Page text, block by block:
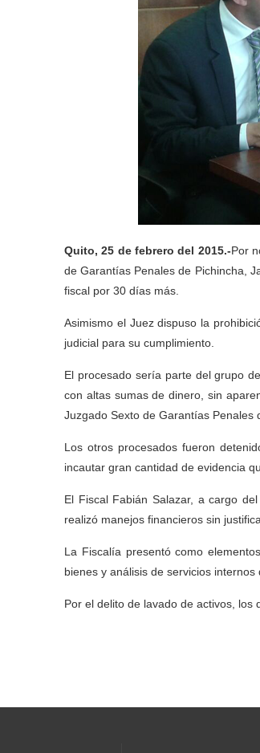
Quito, 25 de febrero del 2015.-Por
de Garantías Penales de Pichincha,
fiscal por 30 días más.
Asimismo el Juez dispuso la
judicial para su cumplimiento.
El procesado sería parte del grupo
con altas sumas de dinero, sin
Juzgado Sexto de Garantías Penales
Los otros procesados fueron
incautar gran cantidad de evidencia
El Fiscal Fabián Salazar, a cargo
realizó manejos financieros sin
La Fiscalía presentó como
bienes y análisis de servicios
Por el delito de lavado de activos,